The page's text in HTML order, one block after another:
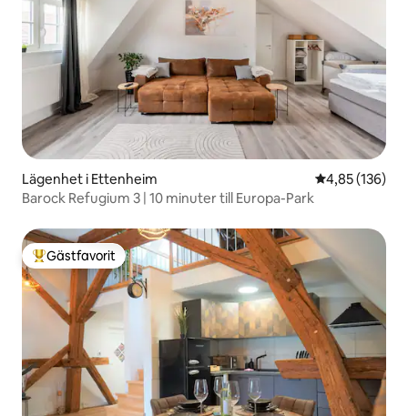
Lägenhet i Ettenheim 4,85 av 5 i
4,85 (136)
Barock Refugium 3 | 10 minuter till Europa-Park
Populär gästfavorit
Gästfavorit